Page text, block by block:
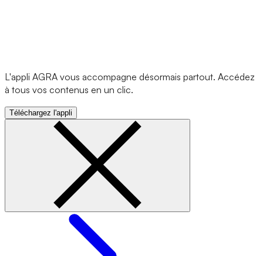
L'appli AGRA vous accompagne désormais partout. Accédez
à tous vos contenus en un clic.
Téléchargez l'appli